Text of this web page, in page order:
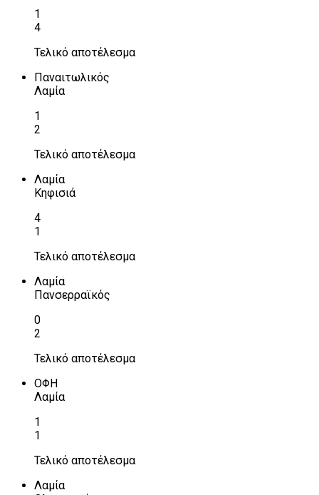
1
4
Τελικό αποτέλεσμα
Παναιτωλικός
Λαμία
1
2
Τελικό αποτέλεσμα
Λαμία
Κηφισιά
4
1
Τελικό αποτέλεσμα
Λαμία
Πανσερραϊκός
0
2
Τελικό αποτέλεσμα
ΟΦΗ
Λαμία
1
1
Τελικό αποτέλεσμα
Λαμία